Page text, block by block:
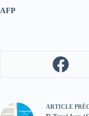
AFP
ARTICLE